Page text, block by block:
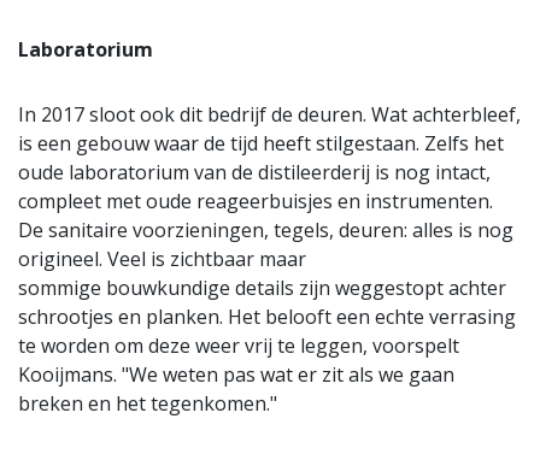
Laboratorium
In 2017 sloot ook dit bedrijf de deuren. Wat achterbleef,
is een gebouw waar de tijd heeft stilgestaan. Zelfs het
oude laboratorium van de distileerderij is nog intact,
compleet met oude reageerbuisjes en instrumenten.
De sanitaire voorzieningen, tegels, deuren: alles is nog
origineel. Veel is zichtbaar maar
sommige bouwkundige details zijn weggestopt achter
schrootjes en planken. Het belooft een echte verrasing
te worden om deze weer vrij te leggen, voorspelt
Kooijmans. "We weten pas wat er zit als we gaan
breken en het tegenkomen."